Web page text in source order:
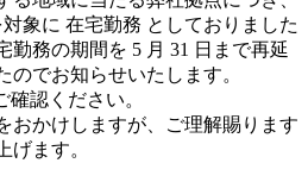
象に 在宅勤務 としておりました
勤務の期間を 5 月 31 日まで再延
でお知らせいたします。
認ください。
おかけしますが、ご理解賜ります
げます。